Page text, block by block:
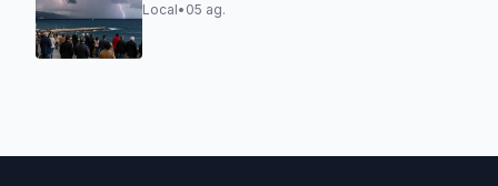
Local• 05 ag.